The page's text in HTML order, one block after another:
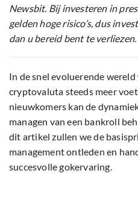
Newsbit. Bij investeren in
gelden hoge risico’s, dus
dan u bereid bent te verliezen.
In de snel evoluerende
cryptovaluta steeds meer
nieuwkomers kan de
managen van een bankroll
dit artikel zullen we de
management ontleden en
succesvolle gokervaring.